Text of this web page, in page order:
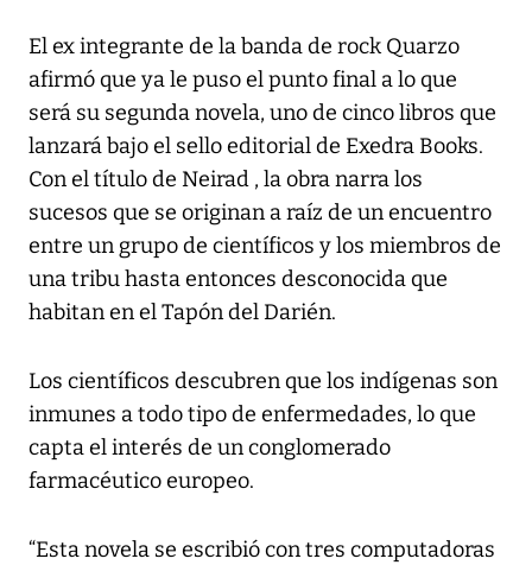
El ex integrante de la banda de rock Quarzo
afirmó que ya le puso el punto final a lo que
será su segunda novela, uno de cinco libros que
lanzará bajo el sello editorial de Exedra Books.
Con el título de Neirad , la obra narra los
sucesos que se originan a raíz de un encuentro
entre un grupo de científicos y los miembros de
una tribu hasta entonces desconocida que
habitan en el Tapón del Darién.
Los científicos descubren que los indígenas son
inmunes a todo tipo de enfermedades, lo que
capta el interés de un conglomerado
farmacéutico europeo.
“Esta novela se escribió con tres computadoras